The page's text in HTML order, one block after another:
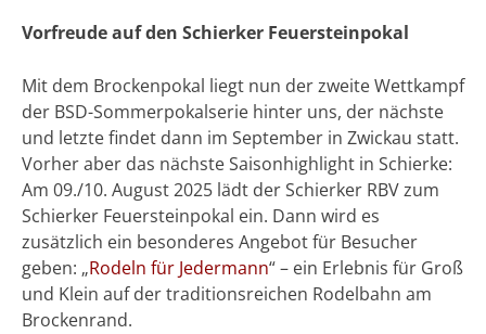
Vorfreude auf den Schierker Feuersteinpokal
Mit dem Brockenpokal liegt nun der zweite Wettkampf
der BSD-Sommerpokalserie hinter uns, der nächste
und letzte findet dann im September in Zwickau statt.
Vorher aber das nächste Saisonhighlight in Schierke:
Am 09./10. August 2025 lädt der Schierker RBV zum
Schierker Feuersteinpokal ein. Dann wird es
zusätzlich ein besonderes Angebot für Besucher
geben: „Rodeln für Jedermann“ – ein Erlebnis für Groß
und Klein auf der traditionsreichen Rodelbahn am
Brockenrand.